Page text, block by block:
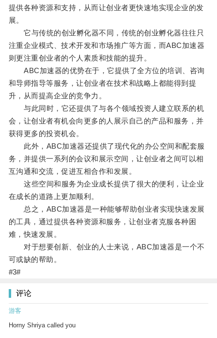
提供各种资源和支持，从而让创业者更快速地实现企业的发
展。
它与传统的创业孵化器不同，传统的创业孵化器往往只
注重企业模式、技术开发和市场推广等方面，而ABC加速器
则更注重创业者的个人素质和技能的提升。
ABC加速器的优势在于，它提供了全方位的培训、咨询
和导师指导等服务，让创业者在技术和战略上都能得到提
升，从而提高企业的竞争力。
与此同时，它还提供了与各个领域投资人建立联系的机
会，让创业者有机会向更多的人展示自己的产品和服务，并
获得更多的投资机会。
此外，ABC加速器还提供了现代化的办公空间和配套服
务，并提供一系列的会议和展示空间，让创业者之间可以相
互沟通和交流，促进互相合作和发展。
这些空间和服务为企业成长提供了很大的便利，让企业
在成长的道路上更加顺利。
总之，ABC加速器是一种能够帮助创业者实现快速发展
的工具，通过提供各种资源和服务，让创业者克服各种困
难，快速发展。
对于想要创新、创业的人士来说，ABC加速器是一个不
可或缺的帮助。
#3#
评论
游客
Horny Shriya called you